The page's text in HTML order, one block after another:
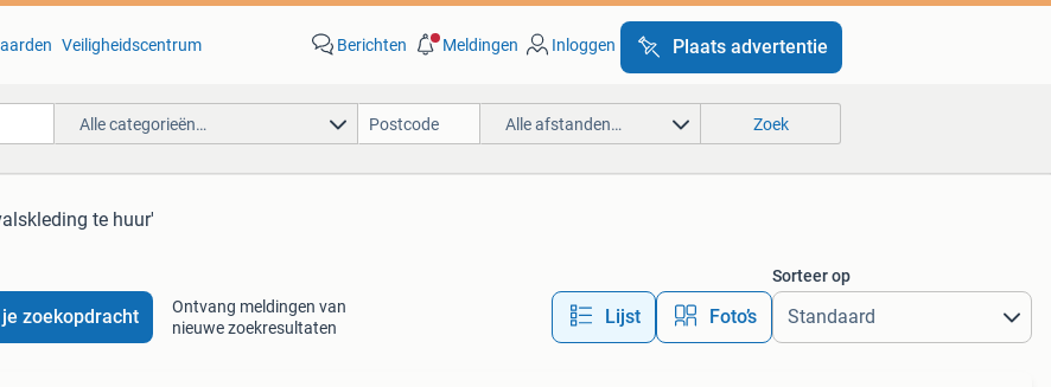
Veiligheidscentrum Berichten Meldingen Inloggen Plaats advertentie
Alle categorieën… Alle afstanden… Zoek
te huur'
zoekopdracht
Ontvang meldingen van
nieuwe zoekresultaten
Lijst Foto’s
Sorteer op